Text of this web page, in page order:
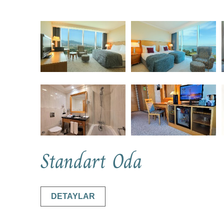
Standart Oda
DETAYLAR